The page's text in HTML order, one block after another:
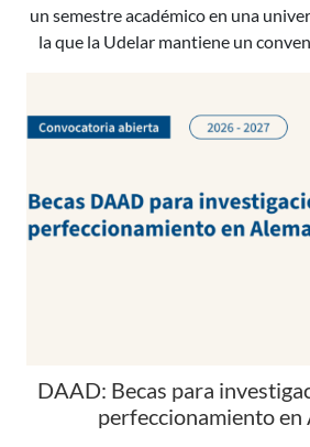
un semestre académico en una
la que la Udelar mantiene un
DAAD: Becas para
perfeccionamiento en